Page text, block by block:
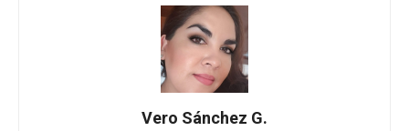
Vero Sánchez G.